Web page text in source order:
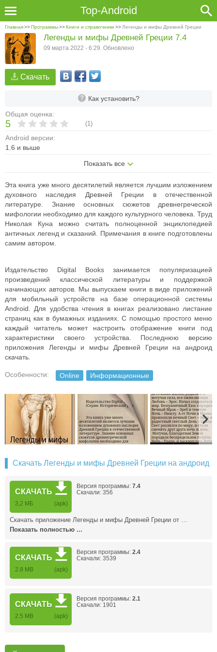
Top-Android
Главная>>Программы>>Книги и справочники >> Легенды и мифы Древней Греции
Скачать
Как установить?
Общая оценка:
5 (1)
Android версии:
1.6 и выше
Показать все
Легенды и мифы Древней Греции 7.4
09 марта 2022 - 6:29. Обновлено
Эта книга уже много десятилетий является лучшим изложением
духовного наследия Древней Греции в отечественной
литературе. Знание основных сюжетов древнегреческой
мифологии необходимо для каждого культурного человека. Труд
Николая Куна можно считать полноценной энциклопедией
античных легенд и сказаний. Примечания в книге подготовлены
самим автором.
Издательство Digital Books занимается популяризацией
произведений классической литературы и поддержкой
начинающих авторов. Мы выпускаем книги в виде приложений
для мобильный устройств на базе операционной системы
Android. Для удобства чтения в книгах реализовано листание
страниц как в бумажных изданиях. С помощью простого меню
каждый читатель может настроить отображение книги под
характеристики своего устройства. Последнюю версию
приложения Легенды и мифы Древней Греции на андроид
скачать.
Особенности: Online Информационные
Скачать Легенды и мифы Древней Греции на андроид
СКАЧАТЬ
3,2 МБ (apk)
Версия программы: 7.4
Скачали: 356
Скачать приложение Легенды и мифы Древней Греции от …
Показать полностью ...
СКАЧАТЬ
2.8 MB (apk)
Версия программы: 2.4
Скачали: 3539
СКАЧАТЬ
2.5 MB (apk)
Версия программы: 2.1
Скачали: 1901